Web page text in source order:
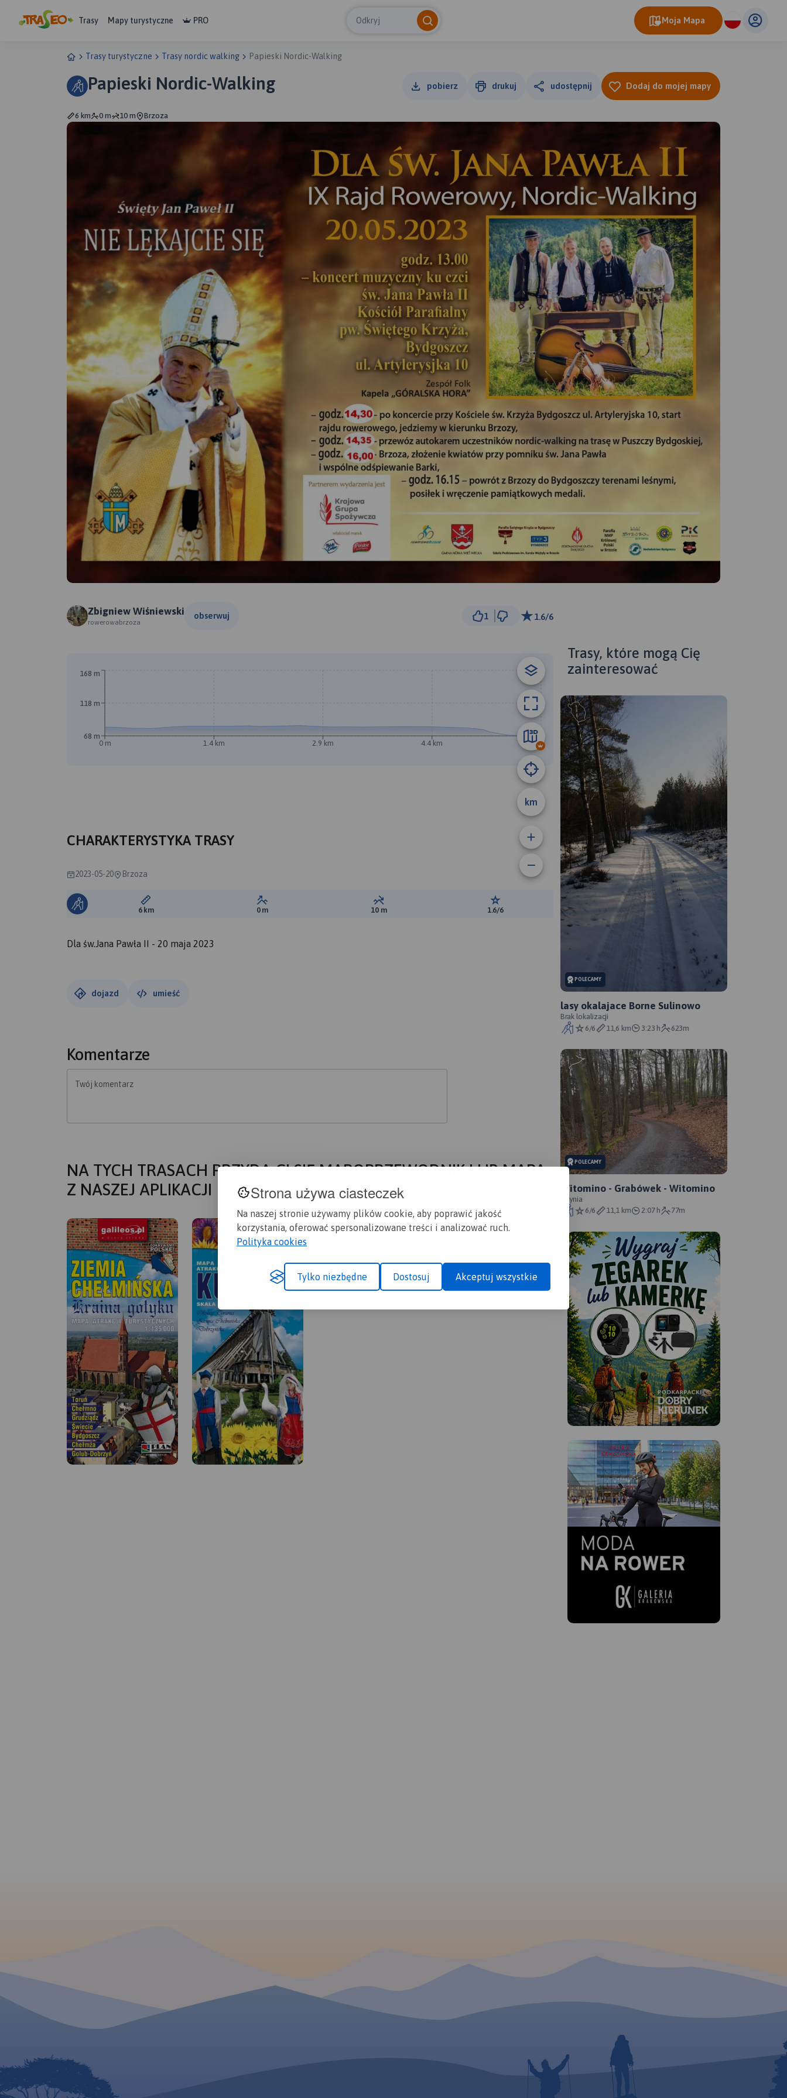
Strona używa ciasteczek
Na naszej stronie używamy plików cookie, aby poprawić jakość
korzystania, oferować spersonalizowane treści i analizować ruch.
Polityka cookies
Tylko niezbędne Dostosuj Akceptuj wszystkie
Trasy Mapy turystyczne PRO Odkryj Moja Mapa
Trasy turystyczne Trasy nordic walking Papieski Nordic-Walking
Papieski Nordic-Walking pobierz drukuj udostępnij Dodaj do mojej mapy
6 km 0 m 10 m Brzoza
Zbigniew Wiśniewski
rowerowabrzoza
obserwuj 1 1.6/6
1 km
km
0 m 1.4 km 2.9 km 4.4 km 5.9 km
68 m
118 m
168 m
CHARAKTERYSTYKA TRASY
2023-05-20 Brzoza
Długość trasy:
6 km Suma przewyższeń:
0 m Suma spadków:
10 m Ocena trasy:
1.6/6
Dla św.Jana Pawła II - 20 maja 2023
dojazd umieść
Komentarze
Twój komentarz
NA TYCH TRASACH PRZYDA CI SIĘ MAPOPRZEWODNIK LUB MAPA
Z NASZEJ APLIKACJI
Trasy, które mogą Cię
zainteresować
POLECAMY
lasy okalajace Borne Sulinowo
Brak lokalizacji
6/6
11,6 km 3:23 h 623m
POLECAMY
Witomino - Grabówek - Witomino
Gdynia
6/6
11,1 km 2:07 h 77m